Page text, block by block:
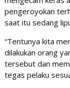
pengeroyokan
saat itu sedang
“Tentunya kita
dilakukan orang
tersebut dan
tegas pelaku